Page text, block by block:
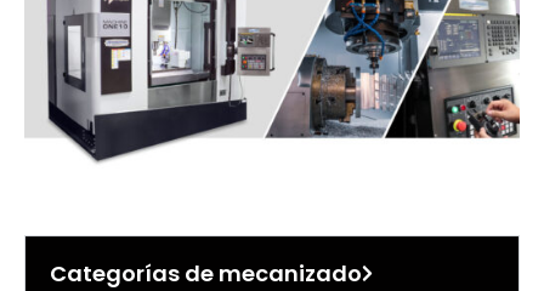
Categorías de mecanizado